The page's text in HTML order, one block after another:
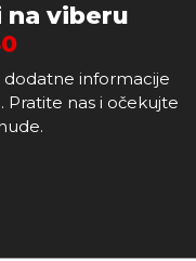
na viberu
dodatne informacije
Pratite nas i očekujte